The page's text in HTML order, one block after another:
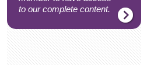
to our complete content.